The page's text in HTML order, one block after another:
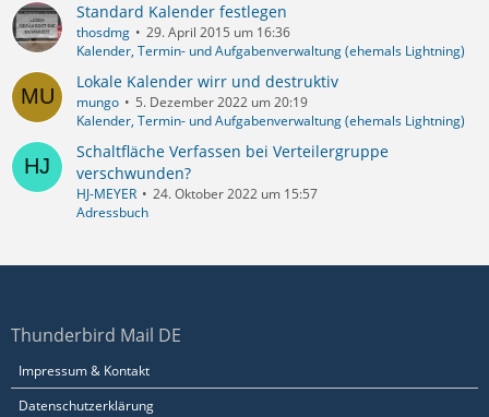
Standard Kalender festlegen
thosdmg
29. April 2015 um 16:36
Kalender, Termin- und Aufgabenverwaltung (ehemals Lightning)
Lokale Kalender wirr und destruktiv
mungo
5. Dezember 2022 um 20:19
Kalender, Termin- und Aufgabenverwaltung (ehemals Lightning)
Schaltfläche Verfassen bei Verteilergruppe
verschwunden?
HJ-MEYER
24. Oktober 2022 um 15:57
Adressbuch
Thunderbird Mail DE
Impressum & Kontakt
Datenschutzerklärung